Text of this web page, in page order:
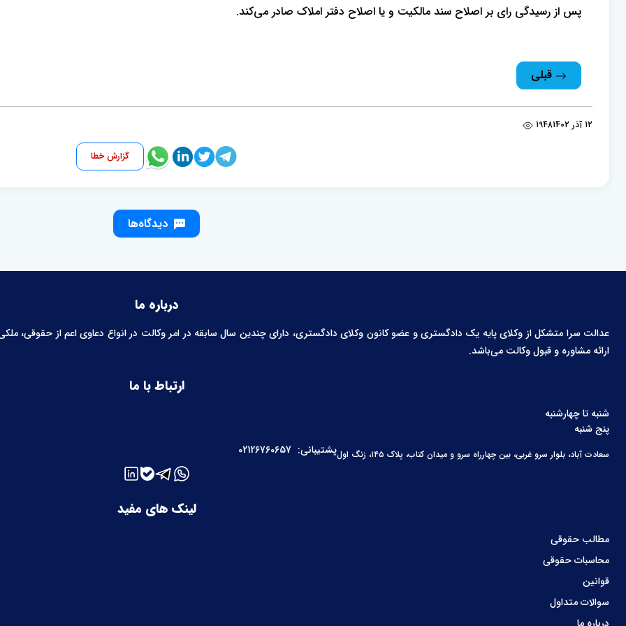
پس از رسیدگی رای بر اصلاح سند مالکیت و یا اصلاح دفتر املاک صادر می‌کند.
قبلی
12 آذر 1402 1948
گزارش خطا
دیدگاه‌ها
درباره ما
عدالت سرا متشکل از وکلای پایه یک دادگستری و عضو کانون وکلای دادگستری، دارای چندین سال سابقه در امر وکالت در انواع دعاوی اعم از حقوقی،
ارائه مشاوره و قبول وکالت می‌باشد.
لینک های مفید
مطالب حقوقی
محاسبات حقوقی
قوانین
سوالات متداول
ارتباط با ما
شنبه تا چهارشنبه
پنج شنبه
سعادت آباد، بلوار سرو غربی، بین چهارراه سرو و میدان کتاب، پلاک ۱۴۵، زنگ اول پشتیبانی: 02126760657